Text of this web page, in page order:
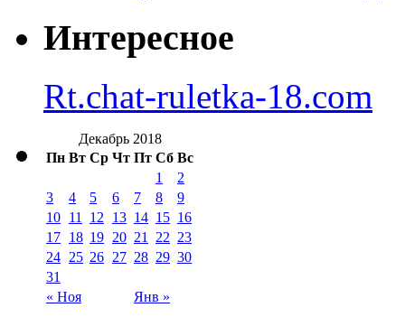
Интересное
Rt.chat-ruletka-18.com
Декабрь 2018
Пн Вт Ср Чт Пт Сб Вс
« Ноя Янв »
1
2
3
4 5 6 7 8
9
10 11 12 13 14 15 16
17 18 19 20 21 22 23
24 25 26 27 28 29 30
31